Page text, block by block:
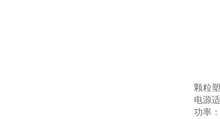
颗粒
电源
功率